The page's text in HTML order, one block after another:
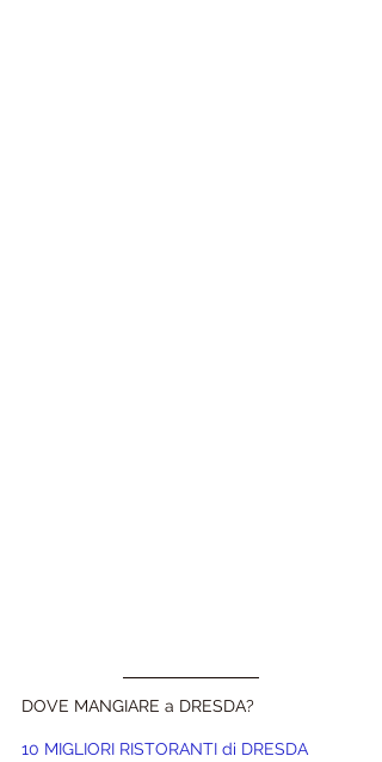
DOVE MANGIARE a DRESDA?
10 MIGLIORI RISTORANTI di DRESDA